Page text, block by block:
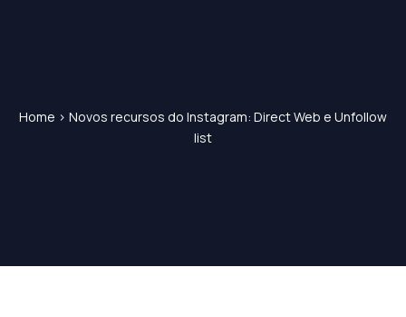
Home > Novos recursos do Instagram: Direct Web e Unfollow
list